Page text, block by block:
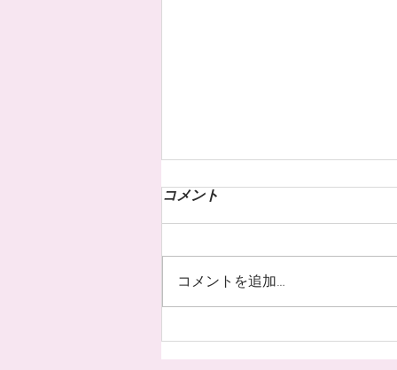
お客様のネイル☆˚✧*
コメント
コメントを追加…